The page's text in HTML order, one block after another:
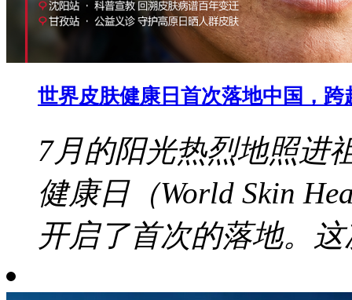
世界皮肤健康日首次落地中国，
7月的阳光热烈地照进
健康日（World Skin
开启了首次的落地。这